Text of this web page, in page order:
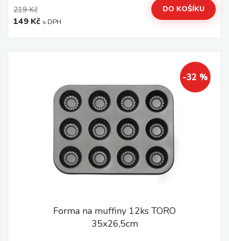
219 Kč
149 Kč s DPH
DO KOŠÍKU
-32 %
Forma na muffiny 12ks TORO
35x26,5cm